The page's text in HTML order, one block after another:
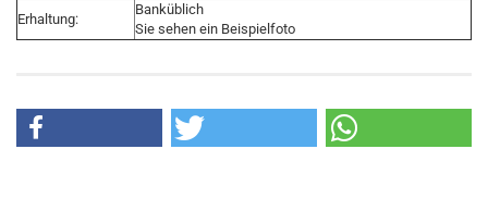
Erhaltung:
Banküblich
Sie sehen ein Beispielfoto